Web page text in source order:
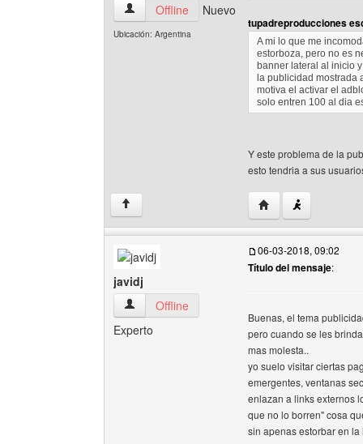
nostalgico Ver perfil del usuario
Offline Nuevo
Ubicación: Argentina
tupadreproducciones
A mi lo que me
estorboza, pero no es
banner lateral al inicio
la publicidad mostrada
motiva el activar el
solo entren 100 al dia
Y este problema de la
esto tendria a sus
↑ Visitar sitio web del
javidj
javidj Ver perfil del usuario
Offline
Experto
06-03-2018, 09:02
Título del mensaje:
Buenas, el tema
pero cuando se les
mas molesta..
yo suelo visitar ciertas
emergentes, ventanas
enlazan a links externos
que no lo borren" cosa
sin apenas estorbar en